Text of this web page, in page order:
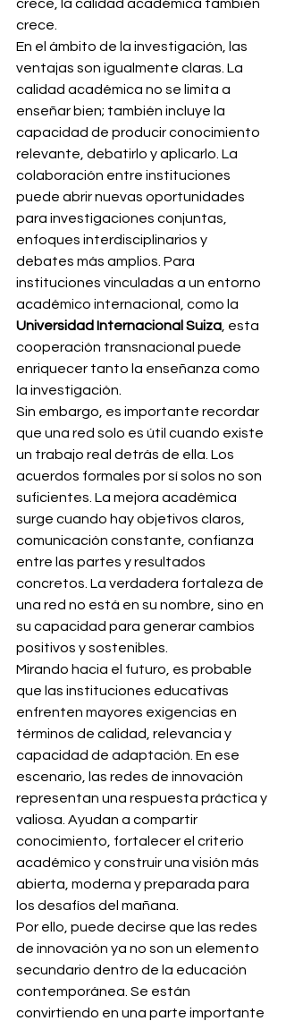
crece, la calidad académica también
crece.
En el ámbito de la investigación, las
ventajas son igualmente claras. La
calidad académica no se limita a
enseñar bien; también incluye la
capacidad de producir conocimiento
relevante, debatirlo y aplicarlo. La
colaboración entre instituciones
puede abrir nuevas oportunidades
para investigaciones conjuntas,
enfoques interdisciplinarios y
debates más amplios. Para
instituciones vinculadas a un entorno
académico internacional, como la
Universidad Internacional Suiza , esta
cooperación transnacional puede
enriquecer tanto la enseñanza como
la investigación.
Sin embargo, es importante recordar
que una red solo es útil cuando existe
un trabajo real detrás de ella. Los
acuerdos formales por sí solos no son
suficientes. La mejora académica
surge cuando hay objetivos claros,
comunicación constante, confianza
entre las partes y resultados
concretos. La verdadera fortaleza de
una red no está en su nombre, sino en
su capacidad para generar cambios
positivos y sostenibles.
Mirando hacia el futuro, es probable
que las instituciones educativas
enfrenten mayores exigencias en
términos de calidad, relevancia y
capacidad de adaptación. En ese
escenario, las redes de innovación
representan una respuesta práctica y
valiosa. Ayudan a compartir
conocimiento, fortalecer el criterio
académico y construir una visión más
abierta, moderna y preparada para
los desafíos del mañana.
Por ello, puede decirse que las redes
de innovación ya no son un elemento
secundario dentro de la educación
contemporánea. Se están
convirtiendo en una parte importante